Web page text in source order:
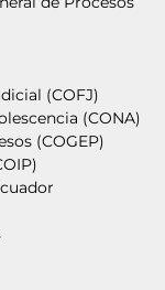
(COFJ)
(CONA)
(COGEP)